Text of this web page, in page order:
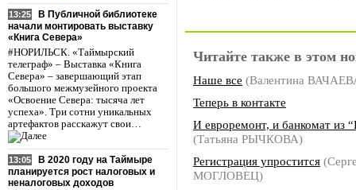
13:25
В Публичной библиотеке
начали монтировать выставку
«Книга Севера»
#НОРИЛЬСК. «Таймырский
телеграф» – Выставка «Книга
Севера» – завершающий этап
большого межмузейного проекта
«Освоение Севера: тысяча лет
успеха». Три сотни уникальных
артефактов расскажут свои…
13:05
В 2020 году на Таймыре
планируется рост налоговых и
неналоговых доходов
Читайте также в этом
Наше все (Валентина
Теперь в контакте
И евроремонт, и банкомат из
(Татьяна РЫЧКОВА)
Регистрация упростится
МОГЛОВЕЦ)